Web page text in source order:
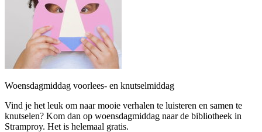
Woensdagmiddag voorlees- en knutselmiddag
Vind je het leuk om naar mooie verhalen te luisteren en samen te
knutselen? Kom dan op woensdagmiddag naar de bibliotheek in
Stramproy. Het is helemaal gratis.